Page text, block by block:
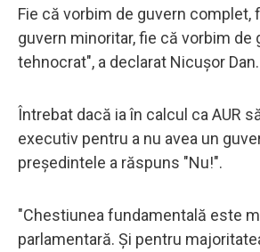
Fie că vorbim de guvern complet,
guvern minoritar, fie că vorbim de
tehnocrat", a declarat Nicușor Dan.
Întrebat dacă ia în calcul ca AUR
executiv pentru a nu avea un
președintele a răspuns "Nu!".
"Chestiunea fundamentală este
parlamentară. Și pentru